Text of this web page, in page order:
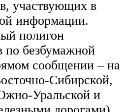
участвующих в
информации.
полигон
по безбумажной
сообщении – на
Сибирской,
Уральской и